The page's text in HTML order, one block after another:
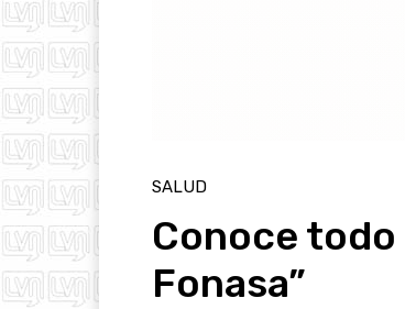
SALUD
Conoce todo
Fonasa”